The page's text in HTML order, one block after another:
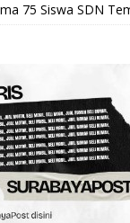
75 Siswa SDN